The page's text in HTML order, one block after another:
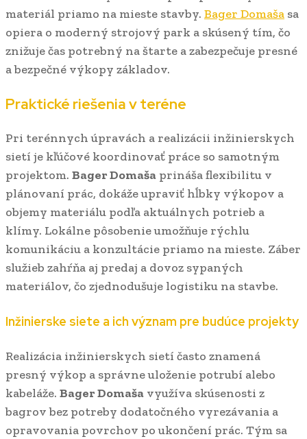
materiál priamo na mieste stavby. Bager Domaša sa
opiera o moderný strojový park a skúsený tím, čo
znižuje čas potrebný na štarte a zabezpečuje presné
a bezpečné výkopy základov.
Praktické riešenia v teréne
Pri terénnych úpravách a realizácii inžinierskych
sietí je kľúčové koordinovať práce so samotným
projektom. Bager Domaša prináša flexibilitu v
plánovaní prác, dokáže upraviť hĺbky výkopov a
objemy materiálu podľa aktuálnych potrieb a
klímy. Lokálne pôsobenie umožňuje rýchlu
komunikáciu a konzultácie priamo na mieste. Záber
služieb zahŕňa aj predaj a dovoz sypaných
materiálov, čo zjednodušuje logistiku na stavbe.
Inžinierske siete a ich význam pre budúce projekty
Realizácia inžinierskych sietí často znamená
presný výkop a správne uloženie potrubí alebo
kabeláže. Bager Domaša využíva skúsenosti z
bagrov bez potreby dodatočného vyrezávania a
opravovania povrchov po ukončení prác. Tým sa